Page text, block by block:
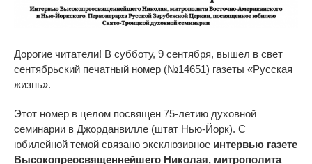
Дорогие читатели! В субботу, 9 сентября, вышел в свет
сентябрьский печатный номер (№14651) газеты «Русская
жизнь».
Этот номер в целом посвящен 75-летию духовной
семинарии в Джорданвилле (штат Нью-Йорк). С
юбилейной темой связано эксклюзивное интервью газете
Высокопреосвященнейшего Николая, митрополита